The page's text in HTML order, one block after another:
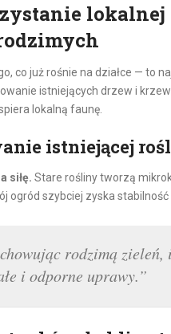
lokalnej
co już rośnie na działce — to
istniejących drzew i
lokalną faunę.
istniejącej
siłę. Stare rośliny tworzą
ogród szybciej zyska
rodzimą zieleń,
i odporne uprawy.”